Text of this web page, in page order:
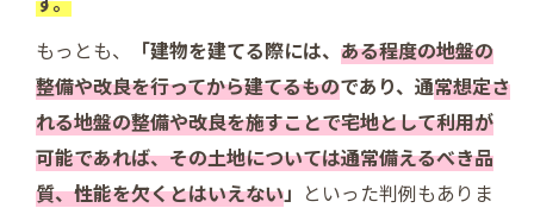
もっとも、
「建物を建てる際には、 ある程度の地盤の
整備や改良を行ってから建てるものであり、通常想定さ
れる地盤の整備や改良を施すことで宅地として利用が
可能であれば、その土地については通常備えるべき品
質、性能を欠くとはいえない」 といった判例もありま